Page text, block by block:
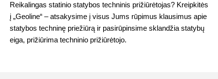
Reikalingas statinio statybos techninis prižiūrėtojas? Kreipkitės
į „Geoline“ – atsakysime į visus Jums rūpimus klausimus apie
statybos techninę priežiūrą ir pasirūpinsime sklandžia statybų
eiga, prižiūrima techninio prižiūrėtojo.